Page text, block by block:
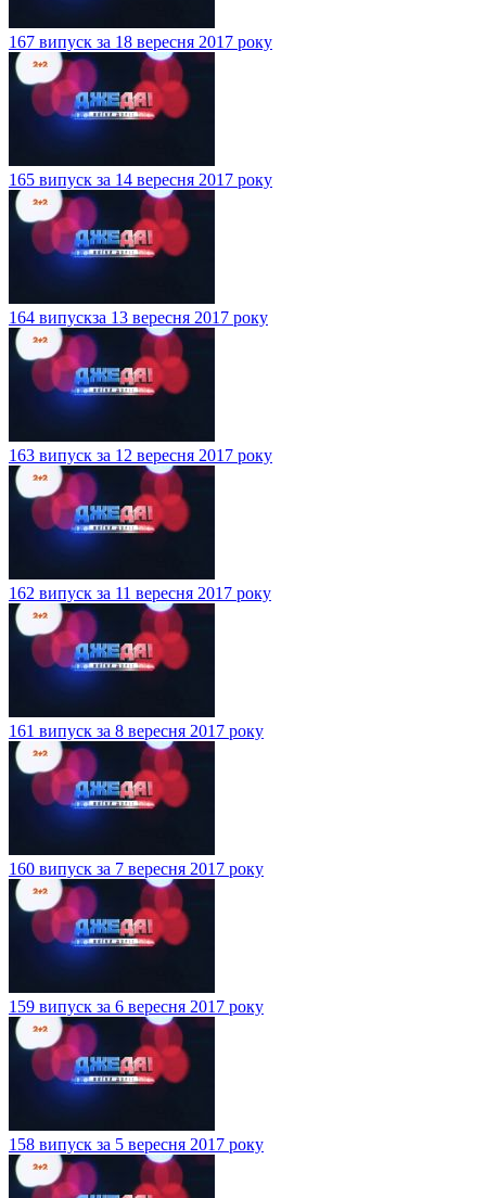
167 випуск за 18 вересня 2017 року
165 випуск за 14 вересня 2017 року
164 випускза 13 вересня 2017 року
163 випуск за 12 вересня 2017 року
162 випуск за 11 вересня 2017 року
161 випуск за 8 вересня 2017 року
160 випуск за 7 вересня 2017 року
159 випуск за 6 вересня 2017 року
158 випуск за 5 вересня 2017 року